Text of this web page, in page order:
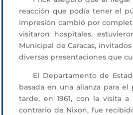
reacción que podía tener el
impresión cambió por
visitaron hospitales,
Municipal de Caracas,
diversas presentaciones que
El Departamento de
basada en una alianza para
tarde, en 1961, con la visita
contrario de Nixon, fue